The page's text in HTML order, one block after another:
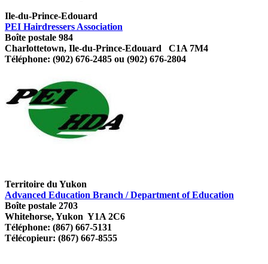
Ile-du-Prince-Edouard
PEI Hairdressers Association
Boîte postale 984
Charlottetown, Ile-du-Prince-Edouard C1A 7M4
Téléphone: (902) 676-2485 ou (902) 676-2804
Territoire du Yukon
Advanced Education Branch / Department of Education
Boîte postale 2703
Whitehorse, Yukon Y1A 2C6
Téléphone: (867) 667-5131
Télécopieur: (867) 667-8555